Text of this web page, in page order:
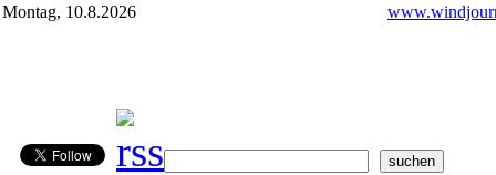
Montag, 10.8.2026